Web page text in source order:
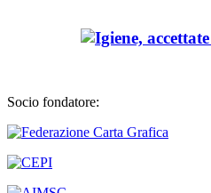
Socio fondatore: